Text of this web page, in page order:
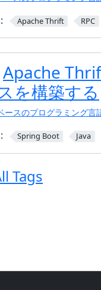
Apache Thrift RPC
Apache
を構築する
ースのプログラミング言
Spring Boot Java
Tags